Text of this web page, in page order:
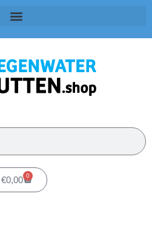
€0,00 0